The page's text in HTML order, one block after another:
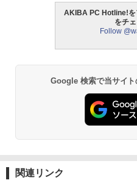
AKIBA PC Hotline!を
をチェ
Follow
Google 検索で当サイ
関連リンク